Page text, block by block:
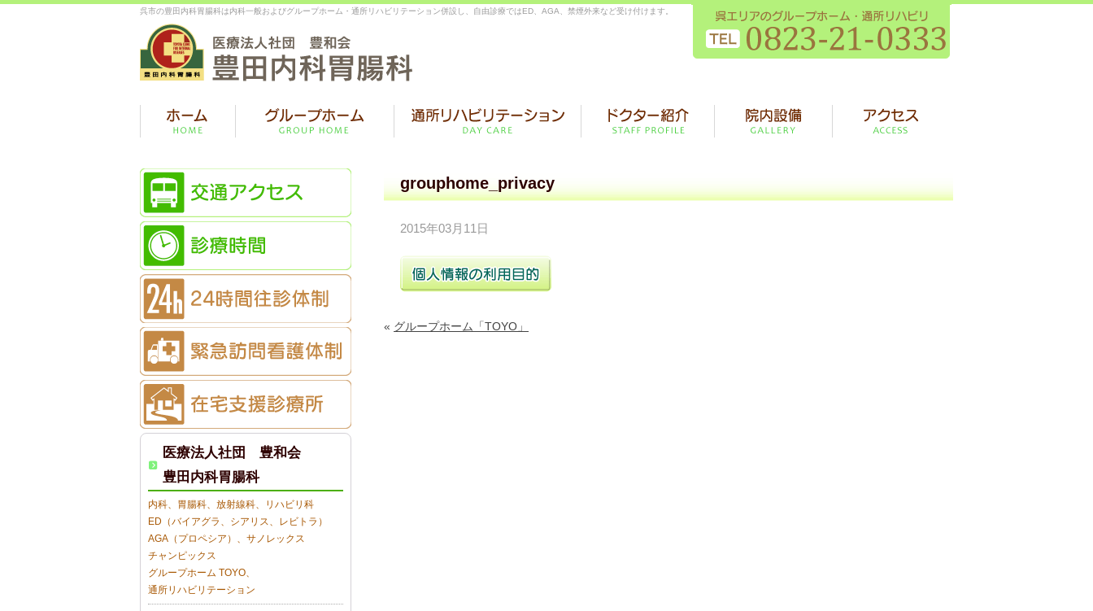
呉市の豊田内科胃腸科は内科一般およびグループホーム・通所リハビリテーション併設し、自由診療ではED、AGA、禁煙外来など受け付けます。
grouphome_privacy
2015年03月11日
« グループホーム「TOYO」
医療法人社団 豊和会
豊田内科胃腸科
内科、胃腸科、放射線科、リハビリ科
ED（バイアグラ、シアリス、レビトラ）
AGA（プロペシア）、サノレックス
チャンピックス
グループホーム TOYO、
通所リハビリテーション